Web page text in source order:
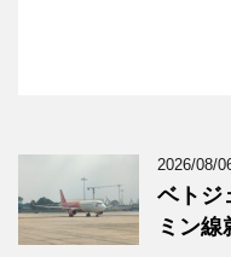
2026/08/
ベトジ
ミン